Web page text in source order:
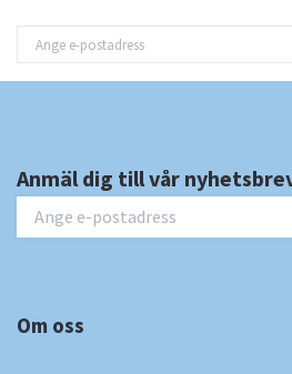
Anmäl dig till vår
Om oss